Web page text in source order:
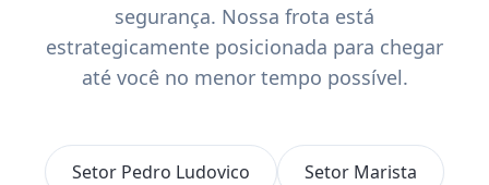
segurança. Nossa frota está
estrategicamente posicionada para chegar
até você no menor tempo possível.
Setor Pedro Ludovico Setor Marista